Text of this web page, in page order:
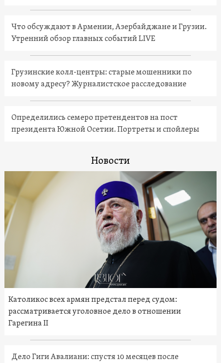
Что обсуждают в Армении, Азербайджане и Грузии.
Утренний обзор главных событий LIVE
Грузинские колл-центры: старые мошенники по
новому адресу? Журналистское расследование
Определились семеро претендентов на пост
президента Южной Осетии. Портреты и спойлеры
Новости
Католикос всех армян предстал перед судом:
рассматривается уголовное дело в отношении
Гарегина II
Дело Гиги Авалиани: спустя 10 месяцев после